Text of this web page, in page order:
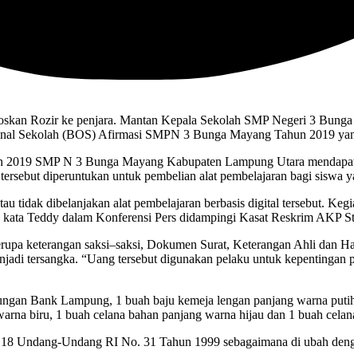
Rozir ke penjara. Mantan Kepala Sekolah SMP Negeri 3
Sekolah (BOS) Afirmasi SMPN 3 Bunga Mayang Tahun 2019
SMP N 3 Bunga Mayang Kabupaten Lampung Utara
diperuntukan untuk pembelian alat pembelajaran bagi siswa
tidak dibelanjakan alat pembelajaran berbasis digital tersebut.
Teddy dalam Konferensi Pers didampingi Kasat Reskrim AKP
keterangan saksi–saksi, Dokumen Surat, Keterangan Ahli dan
tersangka. “Uang tersebut digunakan pelaku untuk
Bank Lampung, 1 buah baju kemeja lengan panjang warna
biru, 1 buah celana bahan panjang warna hijau dan 1 buah
Undang-Undang RI No. 31 Tahun 1999 sebagaimana di ubah